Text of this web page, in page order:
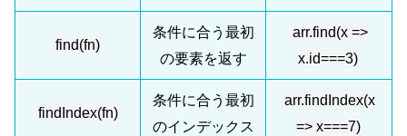
find(fn)
条件に合う最初
の要素を返す
arr.find(x =>
x.id===3)
findIndex(fn)
条件に合う最初
のインデックス
arr.findIndex(x
=> x===7)